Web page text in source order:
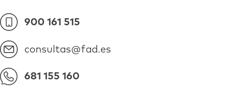
900 161 515
consultas@fad.es
681 155 160